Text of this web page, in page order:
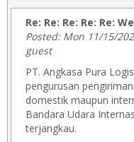
Re: Re: Re: Re: Re:
Posted: Mon 11/15/
guest
PT. Angkasa Pura
pengurusan
domestik maupun
Bandara Udara
terjangkau.